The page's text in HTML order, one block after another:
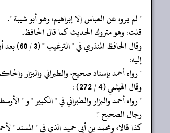
‏‏‏‏" لم يروه عن العباس إلا إبراهيم، وهو أبو شيبة ".
‏‏‏‏قلت: وهو متروك الحديث كما قال الحافظ.
‏‏‏‏وقال الحافظ المنذري في " الترغيب " (3 / 68) بعد أن ذكره بلفظ أحمد المشار
‏‏‏‏إليه:
‏‏‏‏" رواه أحمد بإسناد صحيح، والطبراني والبزار
‏‏‏‏وقال الهيثمي (4 / 272) :
‏‏‏‏" رواه أحمد والبزار والطبراني في " الكبير " و "
‏‏‏‏رجال الصحيح "!
‏‏‏‏كذا قالا، ومحمد بن أبي حميد الذي في " المسند